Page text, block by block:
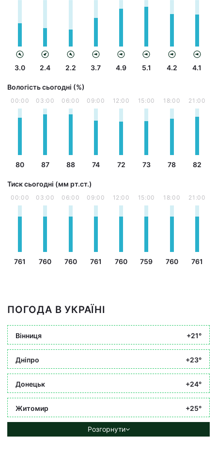
3.0 2.4 2.2 3.7 4.9 5.1 4.2 4.1
Вологість сьогодні (%)
00:00
80
03:00
87
06:00
88
09:00
74
12:00
72
15:00
73
18:00
78
21:00
82
Тиск сьогодні (мм рт.ст.)
00:00
761
03:00
760
06:00
760
09:00
761
12:00
760
15:00
759
18:00
760
21:00
761
ПОГОДА В УКРАЇНІ
Вінниця +21°
Дніпро +23°
Донецьк +24°
Житомир +25°
Розгорнути